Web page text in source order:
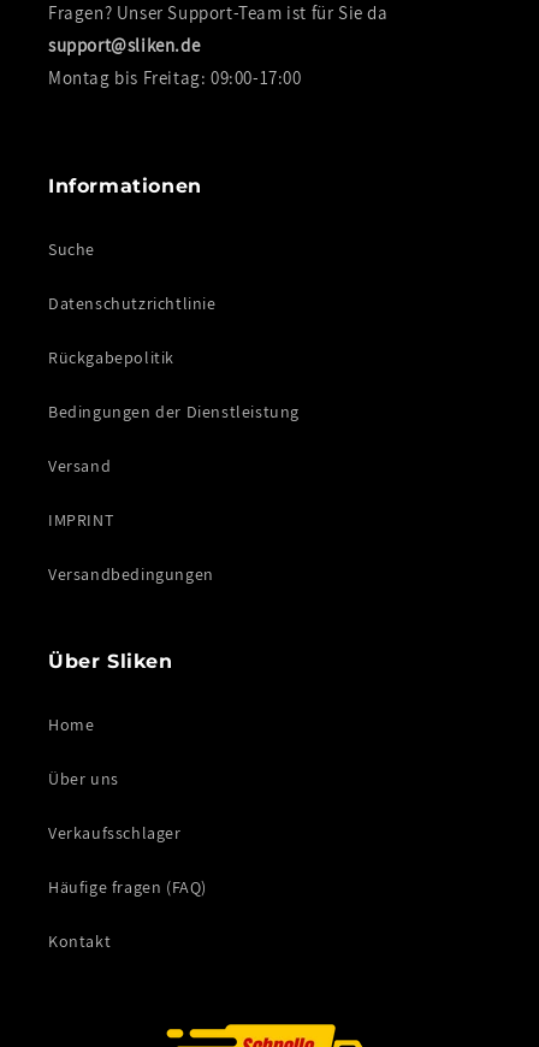
Fragen? Unser Support-Team ist für Sie da
support@sliken.de
Montag bis Freitag: 09:00-17:00
Informationen
Suche
Datenschutzrichtlinie
Rückgabepolitik
Bedingungen der Dienstleistung
Versand
IMPRINT
Versandbedingungen
Über Sliken
Home
Über uns
Verkaufsschlager
Häufige fragen (FAQ)
Kontakt